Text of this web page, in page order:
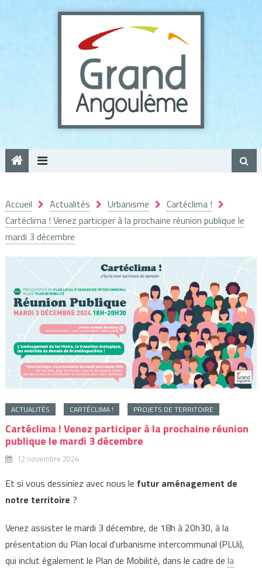
Accueil Actualités Urbanisme
Cartéclima !
Cartéclima ! Venez participer à la prochaine réunion publique le
mardi 3 décembre
ACTUALITÉS CARTÉCLIMA ! PROJETS DE TERRITOIRE
Cartéclima ! Venez participer à la prochaine réunion
publique le mardi 3 décembre
12 novembre 2024
Et si vous dessiniez avec nous le futur aménagement de
notre territoire ?
Venez assister le mardi 3 décembre, de 18h à 20h30, à la
présentation du Plan local d'urbanisme intercommunal (PLUi),
qui inclut également le Plan de Mobilité, dans le cadre de la
Panneau de gestion des cookies